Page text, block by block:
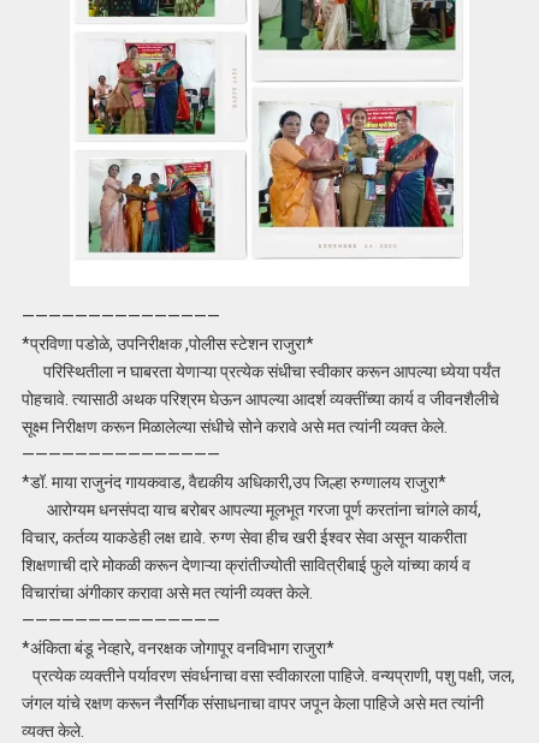
———————————————
*प्रविणा पडोळे, उपनिरीक्षक ,पोलीस स्टेशन राजुरा*
परिस्थितीला न घाबरता येणाऱ्या प्रत्येक संधीचा स्वीकार करून आपल्या ध्येया पर्यंत
पोहचावे. त्यासाठी अथक परिश्रम घेऊन आपल्या आदर्श व्यक्तींच्या कार्य व जीवनशैलीचे
सूक्ष्म निरीक्षण करून मिळालेल्या संधीचे सोने करावे असे मत त्यांनी व्यक्त केले.
———————————————
*डॉ. माया राजुनंद गायकवाड, वैद्यकीय अधिकारी,उप जिल्हा रुग्णालय राजुरा*
आरोग्यम धनसंपदा याच बरोबर आपल्या मूलभूत गरजा पूर्ण करतांना चांगले कार्य,
विचार, कर्तव्य याकडेही लक्ष द्यावे. रुग्ण सेवा हीच खरी ईश्वर सेवा असून याकरीता
शिक्षणाची दारे मोकळी करून देणाऱ्या क्रांतीज्योती सावित्रीबाई फुले यांच्या कार्य व
विचारांचा अंगीकार करावा असे मत त्यांनी व्यक्त केले.
———————————————
*अंकिता बंडू नेव्हारे, वनरक्षक जोगापूर वनविभाग राजुरा*
प्रत्येक व्यक्तीने पर्यावरण संवर्धनाचा वसा स्वीकारला पाहिजे. वन्यप्राणी, पशु पक्षी, जल,
जंगल यांचे रक्षण करून नैसर्गिक संसाधनाचा वापर जपून केला पाहिजे असे मत त्यांनी
व्यक्त केले.